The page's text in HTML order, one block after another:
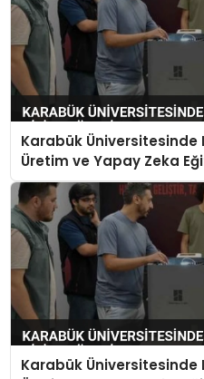
Karabük Üniversitesinde
Üretim ve Yapay Zeka
Karabük Üniversitesinde